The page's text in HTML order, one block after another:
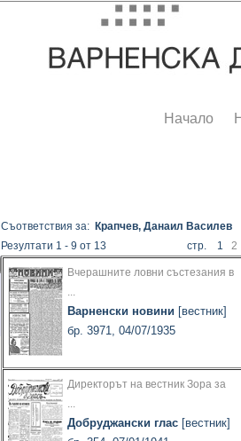
Начало
Съответствия за: Крапчев, Данаил Василев
Резултати 1 - 9 от 13
стр. 12
Вчерашните ловни състезания в
...
Варненски новини [вестник]
бр. 3971, 04/07/1935
Директорът на вестник Зора за
...
Добруджански глас [вестник]